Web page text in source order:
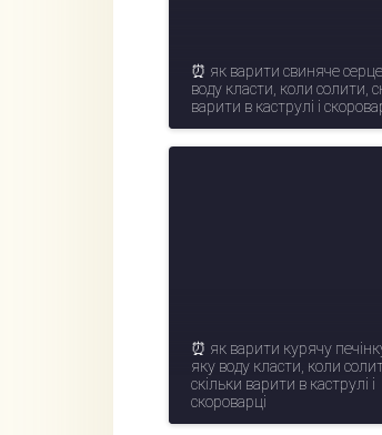
⏰ як варити свиняче
воду класти, коли солити,
варити в каструлі і
⏰ як варити курячу
яку воду класти, коли
скільки варити в каструлі і
скороварці